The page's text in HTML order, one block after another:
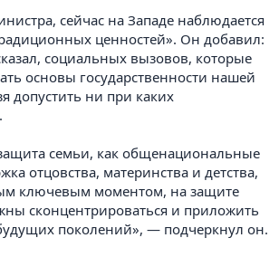
сейчас на Западе наблюдается
ценностей». Он добавил:
социальных вызовов, которые
основы государственности нашей
допустить ни при каких
семьи, как общенациональные
отцовства, материнства и детства,
ключевым моментом, на защите
сконцентрироваться и приложить
поколений», — подчеркнул он.